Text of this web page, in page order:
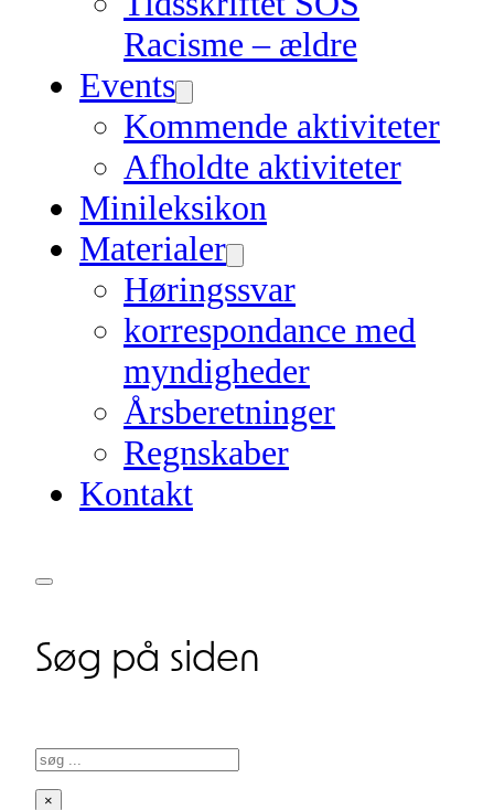
Racisme – ældre
Events
Kommende aktiviteter
Afholdte aktiviteter
Minileksikon
Materialer
Høringssvar
korrespondance med
myndigheder
Årsberetninger
Regnskaber
Kontakt
Søg på siden
Søg
×